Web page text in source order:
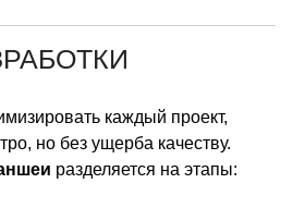
каждый проект,
но без ущерба качеству.
разделяется на этапы: